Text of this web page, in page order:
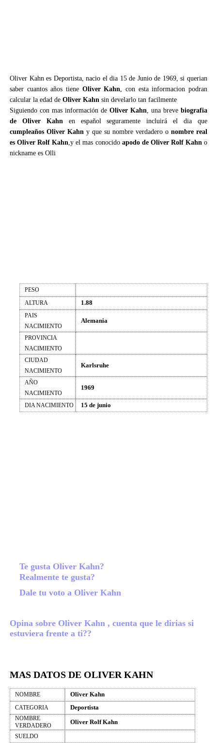
Oliver Kahn es Deportista, nacio el dia 15 de Junio de 1969, si querian
saber cuantos años tiene Oliver Kahn, con esta informacion podran
calcular la edad de Oliver Kahn sin develarlo tan facilmente
Siguiendo con mas información de Oliver Kahn, una breve biografia
de Oliver Kahnen español seguramente incluirá el dia que
cumpleaños Oliver Kahn y que su nombre verdadero o nombre real
es Oliver Rolf Kahn,y el mas conocido apodo de Oliver Rolf Kahno
nickname es Olli
PESO
ALTURA
1.88
PAIS
NACIMIENTO
Alemania
PROVINCIA
NACIMIENTO
CIUDAD
NACIMIENTO
Karlsruhe
AÑO
NACIMIENTO
1969
DIA NACIMIENTO 15 de junio
Te gusta Oliver Kahn?
Realmente te gusta?
Dale tu voto a Oliver Kahn
Opina sobre Oliver Kahn , cuenta que le dirias si
estuviera frente a ti??
MAS DATOS DE OLIVER KAHN
NOMBRE Oliver Kahn
CATEGORIA Deportista
NOMBRE
VERDADERO
Oliver Rolf Kahn
SUELDO